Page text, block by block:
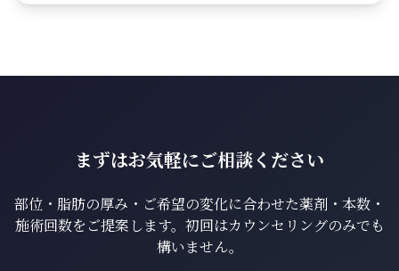
まずはお気軽にご相談ください
部位・脂肪の厚み・ご希望の変化に合わせた薬剤・本数・
施術回数をご提案します。初回はカウンセリングのみでも
構いません。